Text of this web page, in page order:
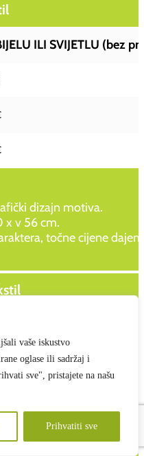
vaše iskustvo
oglase ili sadržaj i
sve", pristajete na našu
Prihvatiti sve
ILI SVIJETLU (bez
dizajn motiva.
x v 56 cm.
točne cijene
€ 3,98 €
€ 5,31 €